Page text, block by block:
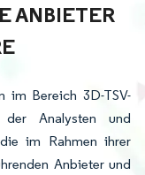
ANBIETER
im Bereich 3D-TSV-
Analysten und
im Rahmen ihrer
Anbieter und